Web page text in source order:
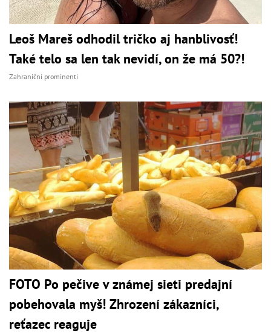
Leoš Mareš odhodil tričko aj hanblivosť!
Také telo sa len tak nevidí, on že má 50?!
Zahraniční prominenti
FOTO Po pečive v známej sieti predajní
pobehovala myš! Zhrození zákazníci,
reťazec reaguje